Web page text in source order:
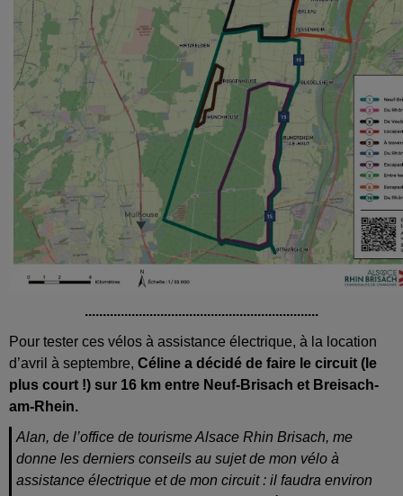
.................................................................
Pour tester ces vélos à assistance électrique, à la location
d’avril à septembre, Céline a décidé de faire le circuit (le
plus court !) sur 16 km entre Neuf-Brisach et Breisach-
am-Rhein.
Alan, de l’office de tourisme Alsace Rhin Brisach, me
donne les derniers conseils au sujet de mon vélo à
assistance électrique et de mon circuit : il faudra environ